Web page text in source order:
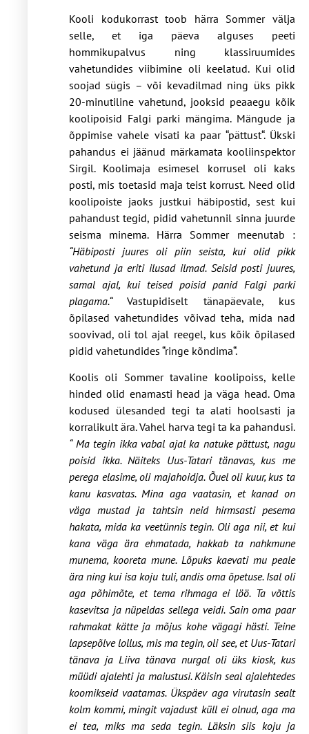
Kooli kodukorrast toob härra Sommer välja
selle, et iga päeva alguses peeti
hommikupalvus ning klassiruumides
vahetundides viibimine oli keelatud. Kui olid
soojad sügis – või kevadilmad ning üks pikk
20-minutiline vahetund, jooksid peaaegu kõik
koolipoisid Falgi parki mängima. Mängude ja
õppimise vahele visati ka paar “pättust“. Ükski
pahandus ei jäänud märkamata kooliinspektor
Sirgil. Koolimaja esimesel korrusel oli kaks
posti, mis toetasid maja teist korrust. Need olid
koolipoiste jaoks justkui häbipostid, sest kui
pahandust tegid, pidid vahetunnil sinna juurde
seisma minema. Härra Sommer meenutab :
“Häbiposti juures oli piin seista, kui olid pikk
vahetund ja eriti ilusad ilmad. Seisid posti juures,
samal ajal, kui teised poisid panid Falgi parki
plagama.“Vastupidiselt tänapäevale, kus
õpilased vahetundides võivad teha, mida nad
soovivad, oli tol ajal reegel, kus kõik õpilased
pidid vahetundides “ringe kõndima“.
Koolis oli Sommer tavaline koolipoiss, kelle
hinded olid enamasti head ja väga head. Oma
kodused ülesanded tegi ta alati hoolsasti ja
korralikult ära. Vahel harva tegi ta ka pahandusi.
“ Ma tegin ikka vabal ajal ka natuke pättust, nagu
poisid ikka. Näiteks Uus-Tatari tänavas, kus me
perega elasime, oli majahoidja. Õuel oli kuur, kus ta
kanu kasvatas. Mina aga vaatasin, et kanad on
väga mustad ja tahtsin neid hirmsasti pesema
hakata, mida ka veetünnis tegin. Oli aga nii, et kui
kana väga ära ehmatada, hakkab ta nahkmune
munema, kooreta mune. Lõpuks kaevati mu peale
ära ning kui isa koju tuli, andis oma õpetuse. Isal oli
aga põhimõte, et tema rihmaga ei löö. Ta võttis
kasevitsa ja nüpeldas sellega veidi. Sain oma paar
rahmakat kätte ja mõjus kohe vägagi hästi. Teine
lapsepõlve lollus, mis ma tegin, oli see, et Uus-Tatari
tänava ja Liiva tänava nurgal oli üks kiosk, kus
müüdi ajalehti ja maiustusi. Käisin seal ajalehtedes
koomikseid vaatamas. Ükspäev aga virutasin sealt
kolm kommi, mingit vajadust küll ei olnud, aga ma
ei tea, miks ma seda tegin. Läksin siis koju ja